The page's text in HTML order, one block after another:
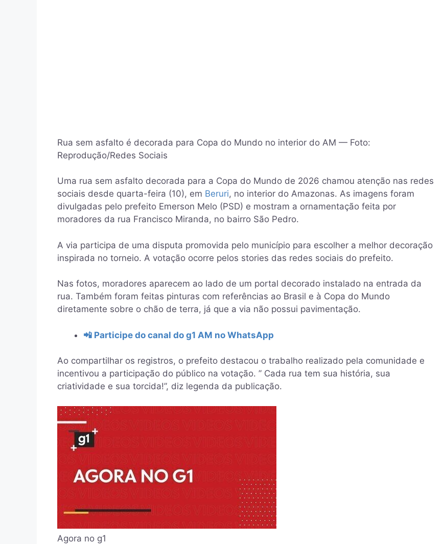
Rua sem asfalto é decorada para Copa do Mundo no interior do AM — Foto:
Reprodução/Redes Sociais
Uma rua sem asfalto decorada para a Copa do Mundo de 2026 chamou atenção nas redes
sociais desde quarta-feira (10), em Beruri, no interior do Amazonas. As imagens foram
divulgadas pelo prefeito Emerson Melo (PSD) e mostram a ornamentação feita por
moradores da rua Francisco Miranda, no bairro São Pedro.
A via participa de uma disputa promovida pelo município para escolher a melhor decoração
inspirada no torneio. A votação ocorre pelos stories das redes sociais do prefeito.
Nas fotos, moradores aparecem ao lado de um portal decorado instalado na entrada da
rua. Também foram feitas pinturas com referências ao Brasil e à Copa do Mundo
diretamente sobre o chão de terra, já que a via não possui pavimentação.
📲 Participe do canal do g1 AM no WhatsApp
Ao compartilhar os registros, o prefeito destacou o trabalho realizado pela comunidade e
incentivou a participação do público na votação. ” Cada rua tem sua história, sua
criatividade e sua torcida!”, diz legenda da publicação.
Agora no g1